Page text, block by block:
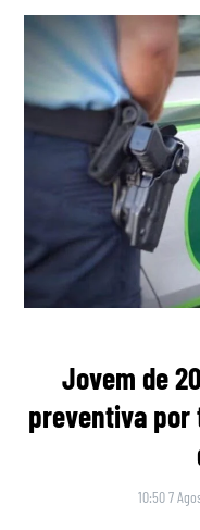
Jovem de
preventiva por
10:50 7